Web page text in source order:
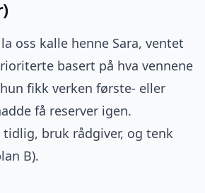
oss kalle henne Sara, ventet
basert på hva vennene
fikk verken første- eller
få reserver igen.
tidlig, bruk rådgiver, og tenk
B).